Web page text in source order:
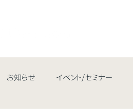
お知らせ イベント/セミナー